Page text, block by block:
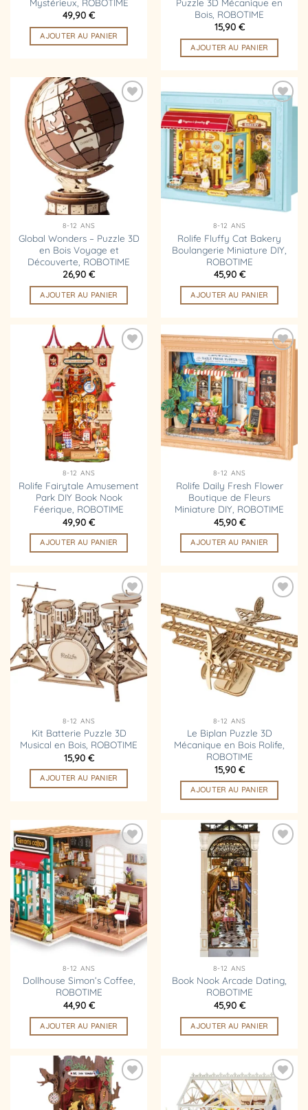
Mystérieux, ROBOTIME
49,90 €
AJOUTER AU PANIER
Puzzle 3D Mécanique en
Bois, ROBOTIME
15,90 €
AJOUTER AU PANIER
Ajouter
à la
liste
d’envies
8-12 ANS
Global Wonders – Puzzle 3D
en Bois Voyage et
Découverte, ROBOTIME
26,90 €
AJOUTER AU PANIER
Ajouter
à la
liste
d’envies
8-12 ANS
Rolife Fluffy Cat Bakery
Boulangerie Miniature DIY,
ROBOTIME
45,90 €
AJOUTER AU PANIER
d’envies
8-12 ANS
Rolife Fairytale Amusement
Park DIY Book Nook
Féerique, ROBOTIME
49,90 €
AJOUTER AU PANIER
Ajouter
à la
liste
d’envies
8-12 ANS
Rolife Daily Fresh Flower
Boutique de Fleurs
Miniature DIY, ROBOTIME
45,90 €
AJOUTER AU PANIER
Ajouter
à la
liste
d’envies
8-12 ANS
Kit Batterie Puzzle 3D
Musical en Bois, ROBOTIME
15,90 €
AJOUTER AU PANIER
Ajouter
à la
liste
d’envies
8-12 ANS
Le Biplan Puzzle 3D
Mécanique en Bois Rolife,
ROBOTIME
15,90 €
AJOUTER AU PANIER
Ajouter
à la
liste
d’envies
8-12 ANS
Dollhouse Simon’s Coffee,
ROBOTIME
44,90 €
AJOUTER AU PANIER
8-12 ANS
Book Nook Arcade Dating,
ROBOTIME
45,90 €
AJOUTER AU PANIER
Ajouter
à la
Ajouter
à la